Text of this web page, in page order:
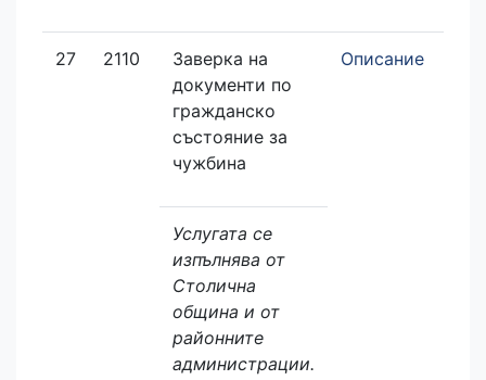
27 2110
Заверка на
документи по
гражданско
състояние за
чужбина
Описание
Услугата се
изпълнява от
Столична
община и от
районните
администрации.